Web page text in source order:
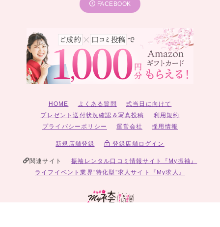
FACEBOOK
HOME よくある質問
式当日に向けて
プレゼント送付状況確認＆写真投稿
利用規約
プライバシーポリシー
運営会社 採用情報
新規店舗登録 登録店舗ログイン
関連サイト
振袖レンタル口コミ情報サイト『My振袖』
ライフイベント業界”特化型”求人サイト『My求人』